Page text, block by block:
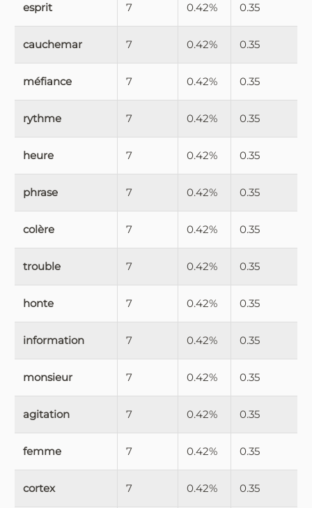
esprit 7 0.42% 0.35
cauchemar 7 0.42% 0.35
méfiance 7 0.42% 0.35
rythme 7 0.42% 0.35
heure 7 0.42% 0.35
phrase 7 0.42% 0.35
colère 7 0.42% 0.35
trouble 7 0.42% 0.35
honte 7 0.42% 0.35
information 7 0.42% 0.35
monsieur 7 0.42% 0.35
agitation 7 0.42% 0.35
femme 7 0.42% 0.35
cortex 7 0.42% 0.35